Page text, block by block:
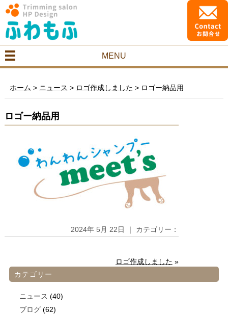
MENU
ホーム > ニュース > ロゴ作成しました > ロゴー納品用
ロゴー納品用
2024年 5月 22日 ｜ カテゴリー：
ロゴ作成しました »
カテゴリー
ニュース (40)
ブログ(62)